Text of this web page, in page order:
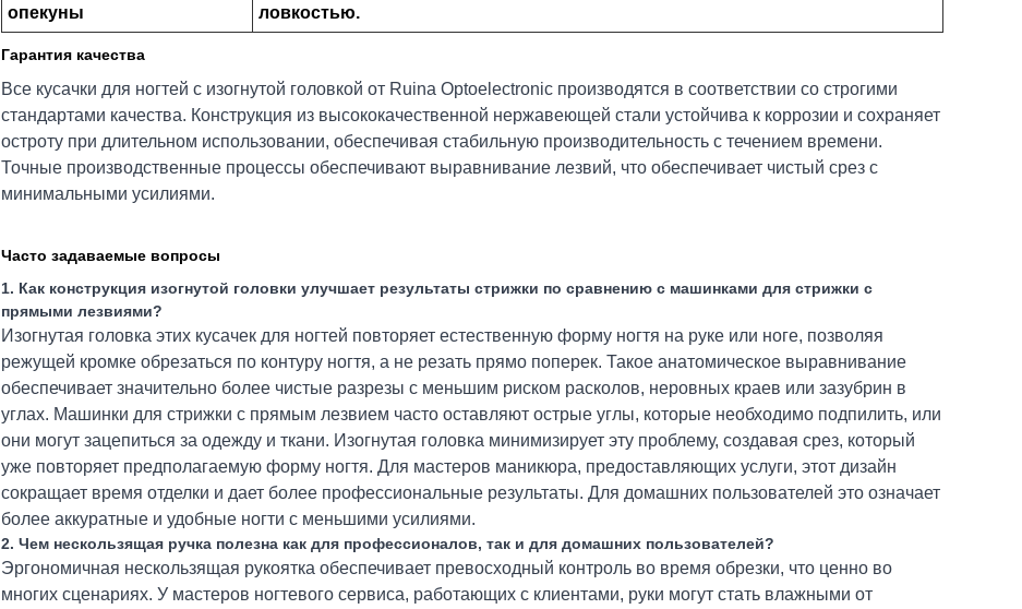
опекуны
ловкостью.
Гарантия качества
Все кусачки для ногтей с изогнутой головкой от Ruina Optoelectronic производятся в соответствии со строгими
стандартами качества. Конструкция из высококачественной нержавеющей стали устойчива к коррозии и сохраняет
остроту при длительном использовании, обеспечивая стабильную производительность с течением времени.
Точные производственные процессы обеспечивают выравнивание лезвий, что обеспечивает чистый срез с
минимальными усилиями.
Часто задаваемые вопросы
1. Как конструкция изогнутой головки улучшает результаты стрижки по сравнению с машинками для стрижки с
прямыми лезвиями?
Изогнутая головка этих кусачек для ногтей повторяет естественную форму ногтя на руке или ноге, позволяя
режущей кромке обрезаться по контуру ногтя, а не резать прямо поперек. Такое анатомическое выравнивание
обеспечивает значительно более чистые разрезы с меньшим риском расколов, неровных краев или зазубрин в
углах. Машинки для стрижки с прямым лезвием часто оставляют острые углы, которые необходимо подпилить, или
они могут зацепиться за одежду и ткани. Изогнутая головка минимизирует эту проблему, создавая срез, который
уже повторяет предполагаемую форму ногтя. Для мастеров маникюра, предоставляющих услуги, этот дизайн
сокращает время отделки и дает более профессиональные результаты. Для домашних пользователей это означает
более аккуратные и удобные ногти с меньшими усилиями.
2. Чем нескользящая ручка полезна как для профессионалов, так и для домашних пользователей?
Эргономичная нескользящая рукоятка обеспечивает превосходный контроль во время обрезки, что ценно во
многих сценариях. У мастеров ногтевого сервиса, работающих с клиентами, руки могут стать влажными от